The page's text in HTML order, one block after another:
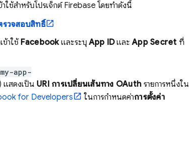
ใช้สำหรับโปรเจ็กต์ Firebase โดยทำดังนี้
รวจสอบสิทธิ์
ข้าใช้ FacebookและระบุApp IDและApp Secret ที่
my-app-
) แสดงเป็น URI การเปลี่ยนเส้นทาง OAuth รายการหนึ่งใน
for Developers ในการกำหนดค่าการตั้งค่า